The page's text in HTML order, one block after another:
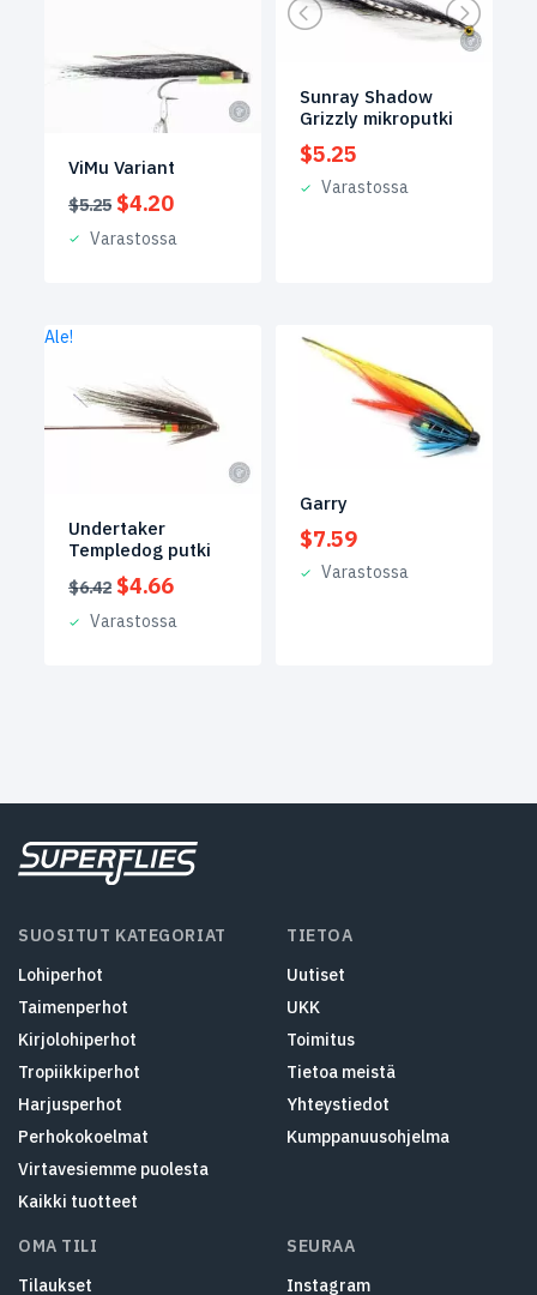
ViMu Variant
$5.25 Alkuperäinen
hinta
oli:
$4.20Nykyinen
on:
Varastossa
Sunray Shadow
Grizzly mikroputki
$5.25
Varastossa
Ale!
Undertaker
Templedog putki
$6.42 Alkuperäinen
hinta
oli:
$4.66Nykyinen
on:
Varastossa
Garry
$7.59
Varastossa
SUOSITUT KATEGORIAT
Lohiperhot
Taimenperhot
Kirjolohiperhot
Tropiikkiperhot
Harjusperhot
Perhokokoelmat
Virtavesiemme puolesta
Kaikki tuotteet
TIETOA
Uutiset
UKK
Toimitus
Tietoa meistä
Yhteystiedot
Kumppanuusohjelma
OMA TILI
Tilaukset
SEURAA
Instagram